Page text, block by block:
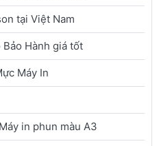
tại Việt Nam
Hành giá tốt
Máy In
in phun màu A3